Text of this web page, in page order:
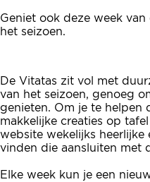
Geniet ook deze week
het seizoen.
De Vitatas zit vol met
van het seizoen, genoeg
genieten. Om je te helpen
makkelijke creaties op
website wekelijks heerlijke
vinden die aansluiten met
Elke week kun je een